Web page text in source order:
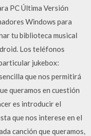
PC Última Versión
Windows para
tu biblioteca musical
Los teléfonos
jukebox:
que nos permitirá
queramos en cuestión
es introducir el
que nos interese en el
canción que queramos,